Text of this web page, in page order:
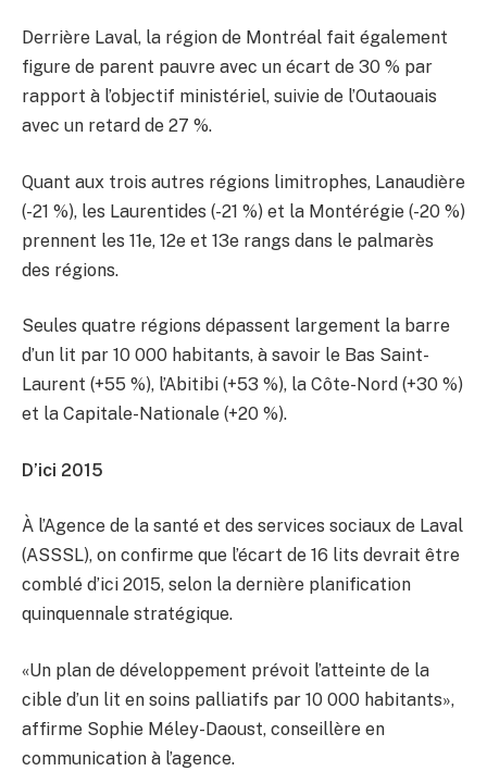
Derrière Laval, la région de Montréal fait également
figure de parent pauvre avec un écart de 30 % par
rapport à l’objectif ministériel, suivie de l’Outaouais
avec un retard de 27 %.
Quant aux trois autres régions limitrophes, Lanaudière
(-21 %), les Laurentides (-21 %) et la Montérégie (-20 %)
prennent les 11e, 12e et 13e rangs dans le palmarès
des régions.
Seules quatre régions dépassent largement la barre
d’un lit par 10 000 habitants, à savoir le Bas Saint-
Laurent (+55 %), l’Abitibi (+53 %), la Côte-Nord (+30 %)
et la Capitale-Nationale (+20 %).
D’ici 2015
À l’Agence de la santé et des services sociaux de Laval
(ASSSL), on confirme que l’écart de 16 lits devrait être
comblé d’ici 2015, selon la dernière planification
quinquennale stratégique.
«Un plan de développement prévoit l’atteinte de la
cible d’un lit en soins palliatifs par 10 000 habitants»,
affirme Sophie Méley-Daoust, conseillère en
communication à l’agence.